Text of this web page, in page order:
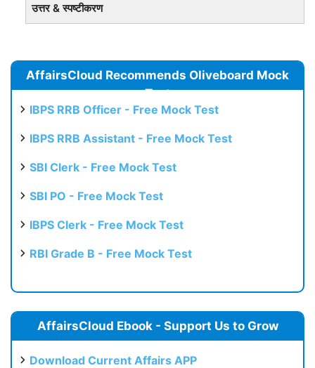
उत्तर & स्पष्टीकरण
AffairsCloud Recommends Oliveboard Mock
Test
IBPS RRB Officer - Free Mock Test
IBPS RRB Assistant - Free Mock Test
SBI Clerk - Free Mock Test
SBI PO - Free Mock Test
IBPS Clerk - Free Mock Test
RBI Grade B - Free Mock Test
AffairsCloud Ebook - Support Us to Grow
Download Current Affairs APP